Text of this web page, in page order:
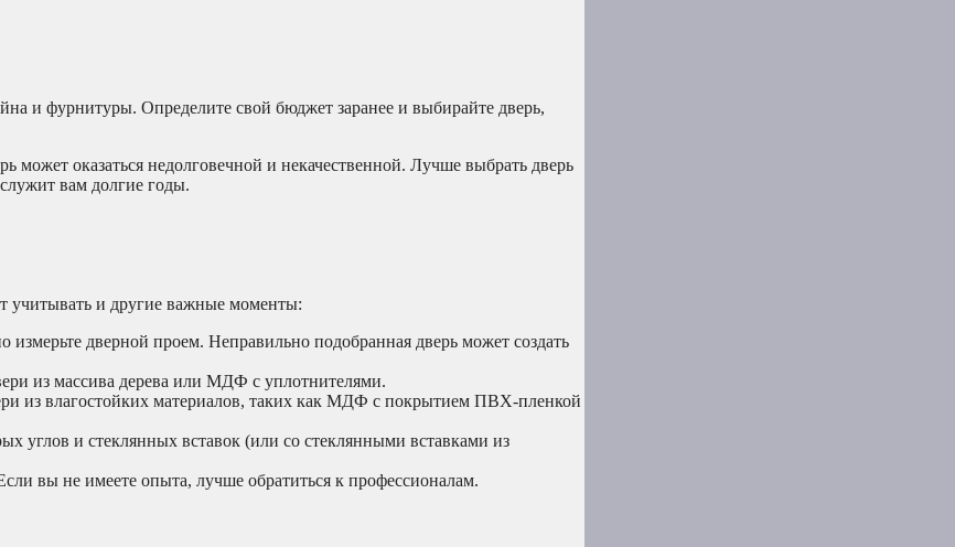
и фурнитуры. Определите свой бюджет заранее и выбирайте дверь,
может оказаться недолговечной и некачественной. Лучше выбрать дверь
вам долгие годы.
учитывать и другие важные моменты:
измерьте дверной проем. Неправильно подобранная дверь может создать
из массива дерева или МДФ с уплотнителями.
из влагостойких материалов, таких как МДФ с покрытием ПВХ-пленкой
углов и стеклянных вставок (или со стеклянными вставками из
вы не имеете опыта, лучше обратиться к профессионалам.